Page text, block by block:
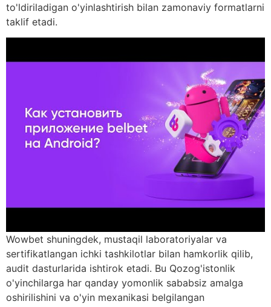
to'ldiriladigan o'yinlashtirish bilan zamonaviy formatlarni
taklif etadi.
Wowbet shuningdek, mustaqil laboratoriyalar va
sertifikatlangan ichki tashkilotlar bilan hamkorlik qilib,
audit dasturlarida ishtirok etadi. Bu Qozog'istonlik
o'yinchilarga har qanday yomonlik sababsiz amalga
oshirilishini va o'yin mexanikasi belgilangan